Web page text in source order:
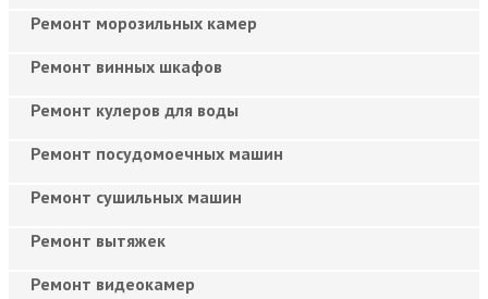
Ремонт морозильных камер
Ремонт винных шкафов
Ремонт кулеров для воды
Ремонт посудомоечных машин
Ремонт сушильных машин
Ремонт вытяжек
Ремонт видеокамер